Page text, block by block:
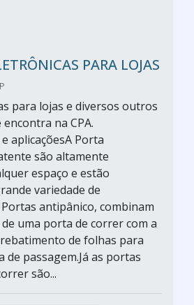
PARA LOJAS
para lojas e diversos outros
na CPA.
aplicaçõesA Porta
são altamente
espaço e estão
variedade de
antipânico, combinam
uma porta de correr com a
de folhas para
de passagem.Já as portas
são...